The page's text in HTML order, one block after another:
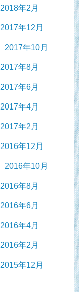
2018年2月
2017年12月
2017年10月
2017年8月
2017年6月
2017年4月
2017年2月
2016年12月
2016年10月
2016年8月
2016年6月
2016年4月
2016年2月
2015年12月